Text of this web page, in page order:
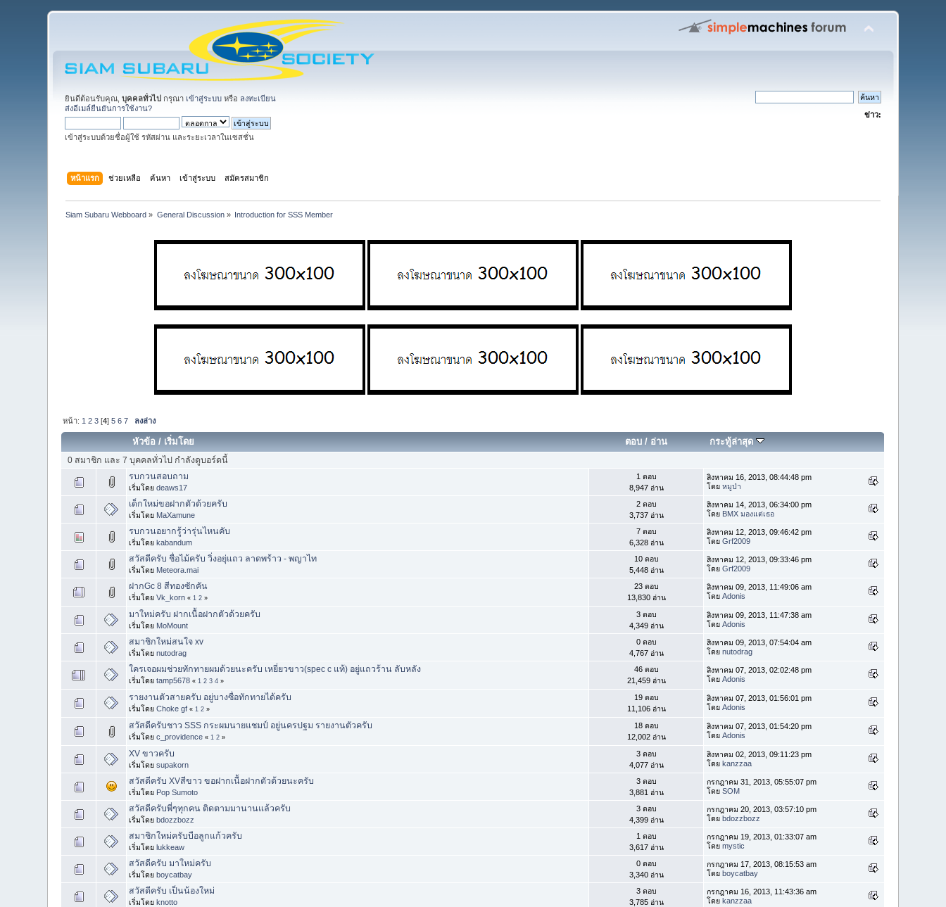
ยินดีต้อนรับคุณ,บุคคลทั่วไป กรุณา เข้าสู่ระบบ หรือ ลงทะเบียน
ส่งอีเมล์ยืนยันการใช้งาน?
เข้าสู่ระบบด้วยชื่อผู้ใช้ รหัสผ่าน และระยะเวลาในเซสชั่น
ข่าว:
หน้าแรก ช่วยเหลือ ค้นหา เข้าสู่ระบบ สมัครสมาชิก
Siam Subaru Webboard » General Discussion» Introduction for SSS Member
หน้า: 1 2 3 [4]5 6 7 ลงล่าง
หัวข้อ / เริ่มโดย ตอบ/ อ่าน กระทู้ล่าสุด
0 สมาชิก และ 7 บุคคลทั่วไป กำลังดูบอร์ดนี้
รบกวนสอบถาม
เริ่มโดยdeaws17
1 ตอบ
8,947 อ่าน
สิงหาคม 16, 2013, 08:44:48 pm
โดยหมูป่า
เด็กใหม่ขอฝากตัวด้วยครับ
เริ่มโดย MaXamune
2 ตอบ
3,737 อ่าน
สิงหาคม 14, 2013, 06:34:00 pm
โดย BMX มองแต่เธอ
รบกวนอยากรู้ว่ารุ่นไหนคับ
เริ่มโดยkabandum
7 ตอบ
6,328 อ่าน
สิงหาคม 12, 2013, 09:46:42 pm
โดยGrf2009
สวัสดีครับ ชื่อไม้ครับ วิ่งอยุ่แถว ลาดพร้าว - พญาไท
เริ่มโดย Meteora.mai
10 ตอบ
5,448 อ่าน
สิงหาคม 12, 2013, 09:33:46 pm
โดยGrf2009
ฝากGc 8 สีทองซักคัน
เริ่มโดยVk_korn « 1 2 »
23 ตอบ
13,830 อ่าน
สิงหาคม 09, 2013, 11:49:06 am
โดยAdonis
มาใหม่ครับ ฝากเนื้อฝากตัวด้วยครับ
เริ่มโดย MoMount
3 ตอบ
4,349 อ่าน
สิงหาคม 09, 2013, 11:47:38 am
โดยAdonis
สมาชิกใหม่สนใจ xv
เริ่มโดยnutodrag
0 ตอบ
4,767 อ่าน
สิงหาคม 09, 2013, 07:54:04 am
โดยnutodrag
ใครเจอผมช่วยทักทายผมด้วยนะครับ เหยี่ยวขาว(spec c แท้) อยู่แถวร้าน ลับหลัง
เริ่มโดยtamp5678 « 1 2 3 4 »
46 ตอบ
21,459 อ่าน
สิงหาคม 07, 2013, 02:02:48 pm
โดยAdonis
รายงานตัวสายครับ อยู่บางซื่อทักทายได้ครับ
เริ่มโดยChoke gf « 1 2 »
19 ตอบ
11,106 อ่าน
สิงหาคม 07, 2013, 01:56:01 pm
โดยAdonis
สวัสดีครับชาว SSS กระผมนายแชมป์ อยู่นครปฐม รายงานตัวครับ
เริ่มโดยc_providence « 1 2 »
18 ตอบ
12,002 อ่าน
สิงหาคม 07, 2013, 01:54:20 pm
โดยAdonis
XV ขาวครับ
เริ่มโดยsupakorn
3 ตอบ
4,077 อ่าน
สิงหาคม 02, 2013, 09:11:23 pm
โดยkanzzaa
สวัสดีครับ XVสีขาว ขอฝากเนื้อฝากตัวด้วยนะครับ
เริ่มโดย Pop Sumoto
3 ตอบ
3,881 อ่าน
กรกฎาคม 31, 2013, 05:55:07 pm
โดยSOM
สวัสดีครับพี่ๆทุกคน ติดตามมานานแล้วครับ
เริ่มโดยbdozzbozz
3 ตอบ
4,399 อ่าน
กรกฎาคม 20, 2013, 03:57:10 pm
โดยbdozzbozz
สมาชิกใหม่ครับบือลูกแก้วครับ
เริ่มโดยlukkeaw
1 ตอบ
3,617 อ่าน
กรกฎาคม 19, 2013, 01:33:07 am
โดยmystic
สวัสดีครับ มาใหม่ครับ
เริ่มโดยboycatbay
0 ตอบ
3,340 อ่าน
กรกฎาคม 17, 2013, 08:15:53 am
โดยboycatbay
สวัสดีครับ เป็นน้องใหม่
เริ่มโดยknotto
3 ตอบ
3,785 อ่าน
กรกฎาคม 16, 2013, 11:43:36 am
โดยkanzzaa